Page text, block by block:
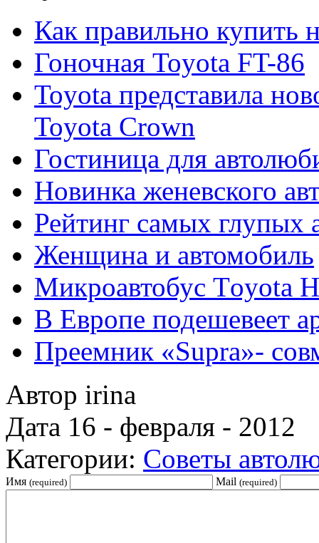
Как правильно
Гоночная Toyota FT-86
Toyota представила
Toyota Crown
Гостиница для
Новинка женевского
Рейтинг самых глупых
Женщина и автомобиль
Микроавтобус Тoyota
В Европе подешевеет
Преемник «Supra»-
Автор irina
Дата 16 - февраля - 2012
Категории: Советы
Имя (required) Mail (required)